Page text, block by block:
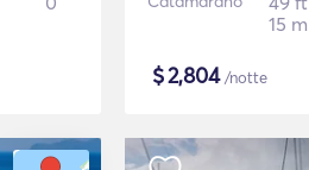
15 m
$2,804/notte